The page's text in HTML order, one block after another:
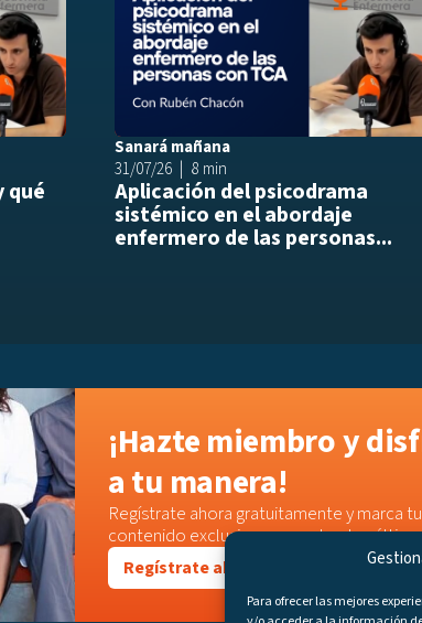
Para ofrecer las mejores
qué
Sanará mañana
31/07/26
8 min
Aplicación del psicodrama
sistémico en el abordaje
enfermero de las personas...
¡Hazte miembro y
a tu manera!
Regístrate ahora gratuitamente y marca
contenido exclusivo o accede a los
Regístrate ahora